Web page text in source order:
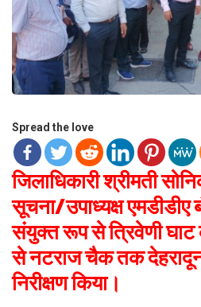
Spread the love
जिलाधिकारी श्रीमती
सूचना/उपाध्यक्ष एमडीडीए
संयुक्त रूप से त्रिवेणी घाट
से नटराज चैक तक
निरीक्षण किया।